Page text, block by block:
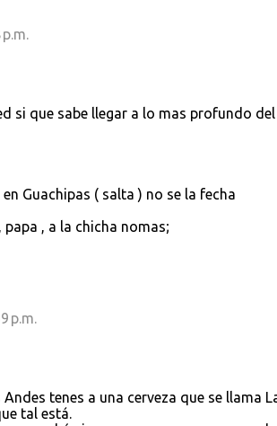
si que sabe llegar a lo mas profundo
Guachipas ( salta ) no se la fecha
, a la chicha nomas;
p.m.
tenes a una cerveza que se llama
tal está.